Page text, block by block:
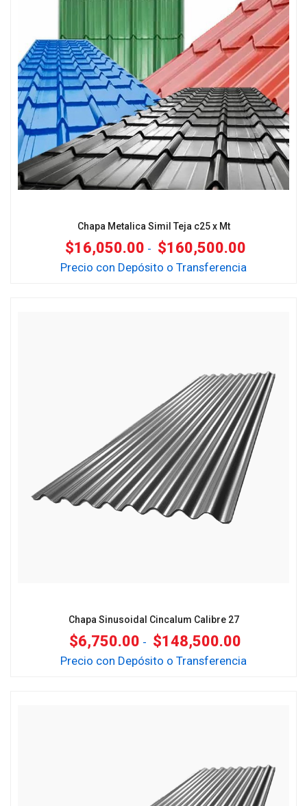
Chapa Metalica Simil Teja c25 x Mt
$16,050.00 - $160,500.00
Precio con Depósito o Transferencia
Chapa Sinusoidal Cincalum Calibre 27
$6,750.00 - $148,500.00
Precio con Depósito o Transferencia